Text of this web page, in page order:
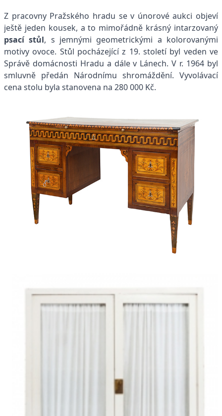
Z pracovny Pražského hradu se v únorové aukci objeví
ještě jeden kousek, a to mimořádně krásný intarzovaný
psací stůl, s jemnými geometrickými a kolorovanými
motivy ovoce. Stůl pocházející z 19. století byl veden ve
Správě domácnosti Hradu a dále v Lánech. V r. 1964 byl
smluvně předán Národnímu shromáždění. Vyvolávací
cena stolu byla stanovena na 280 000 Kč.